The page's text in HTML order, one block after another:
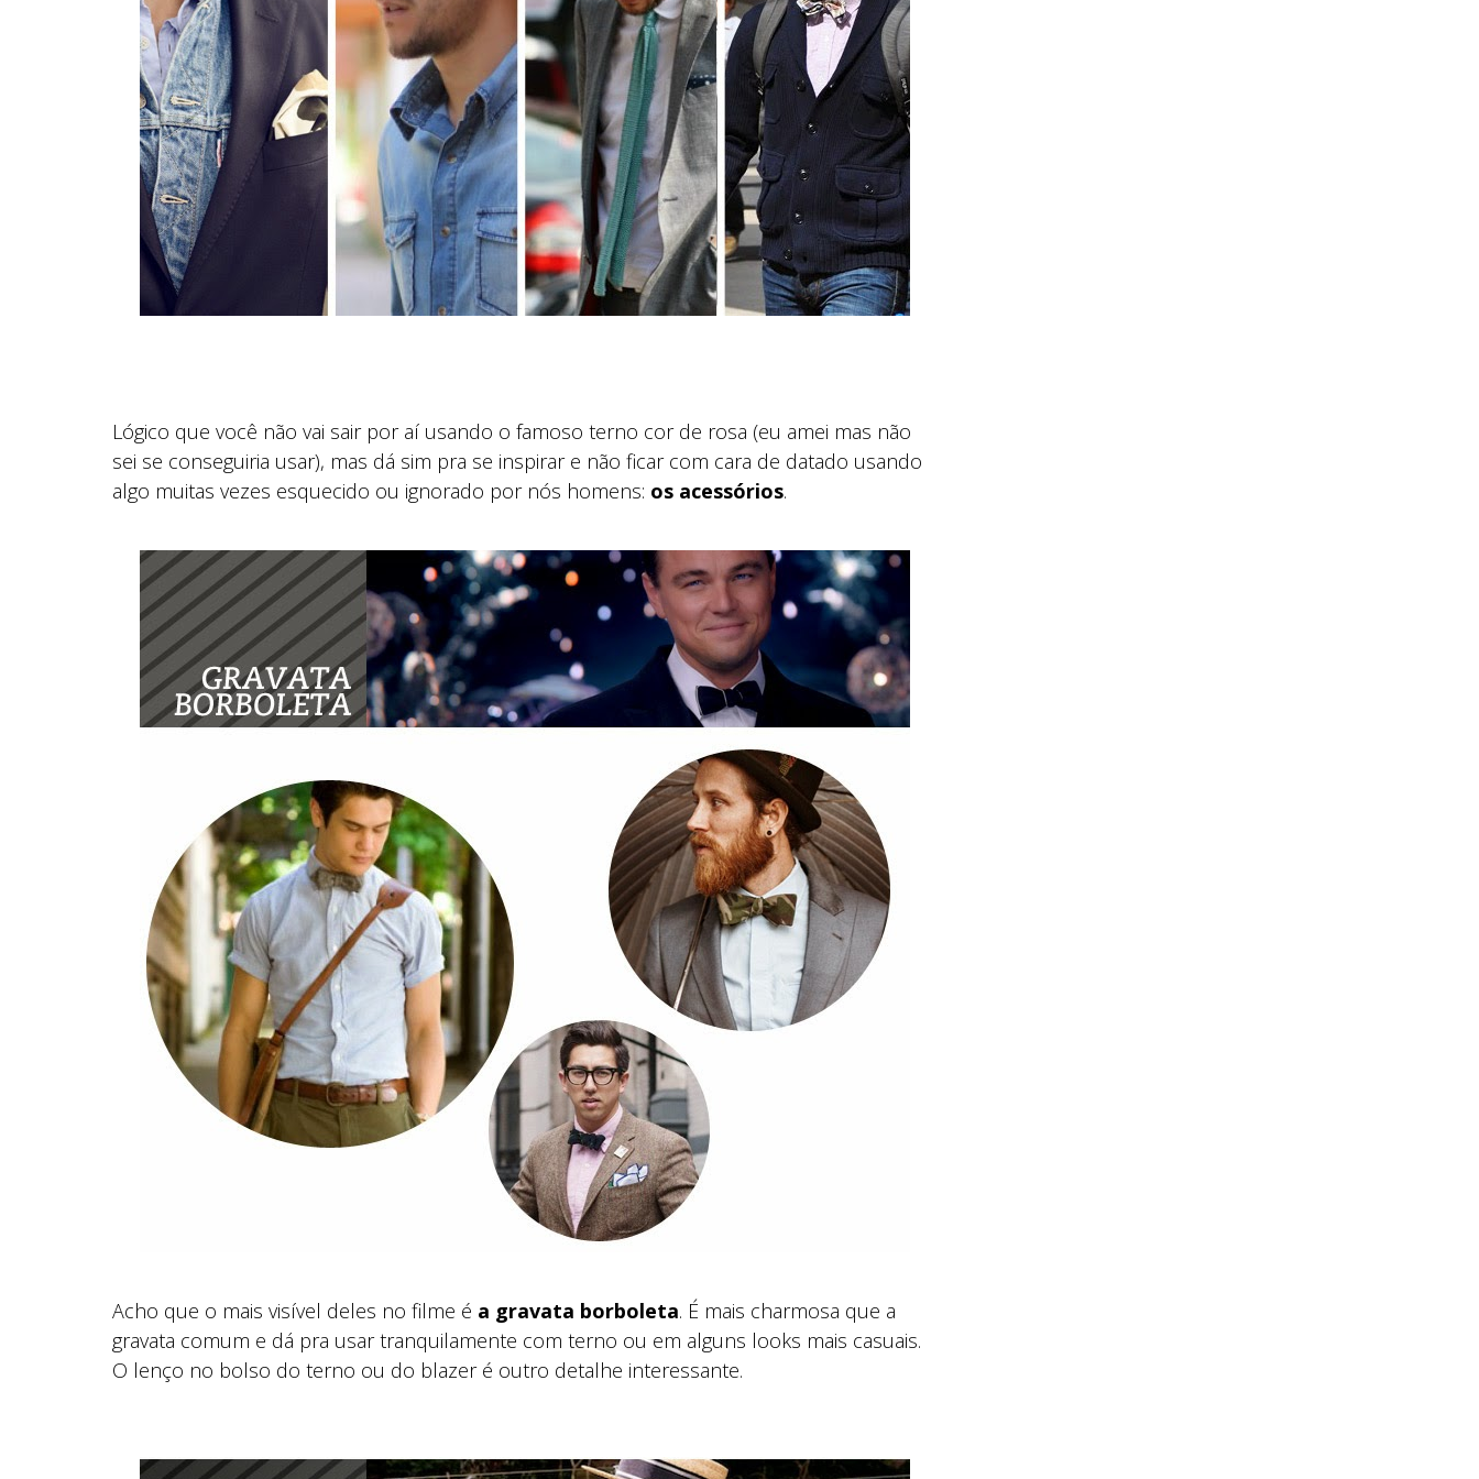
Lógico que você não vai sair por aí usando o famoso terno cor de rosa (eu amei mas não
sei se conseguiria usar), mas dá sim pra se inspirar e não ficar com cara de datado usando
algo muitas vezes esquecido ou ignorado por nós homens: os acessórios.
Acho que o mais visível deles no filme é a gravata borboleta. É mais charmosa que a
gravata comum e dá pra usar tranquilamente com terno ou em alguns looks mais casuais.
O lenço no bolso do terno ou do blazer é outro detalhe interessante.